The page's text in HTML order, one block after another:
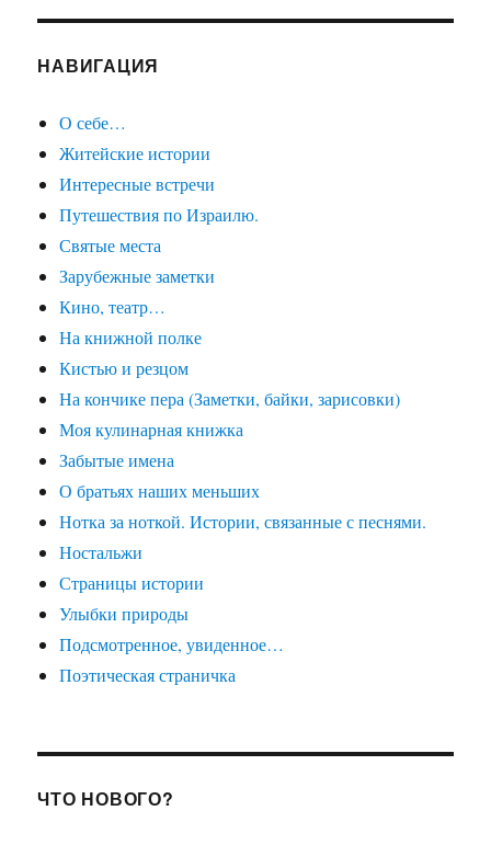
НАВИГАЦИЯ
О себе…
Житейские истории
Интересные встречи
Путешествия по Израилю.
Святые места
Зарубежные заметки
Кино, театр…
На книжной полке
Кистью и резцом
На кончике пера (Заметки, байки, зарисовки)
Моя кулинарная книжка
Забытые имена
О братьях наших меньших
Нотка за ноткой. Истории, связанные с песнями.
Ностальжи
Страницы истории
Улыбки природы
Подсмотренное, увиденное…
Поэтическая страничка
ЧТО НОВОГО?